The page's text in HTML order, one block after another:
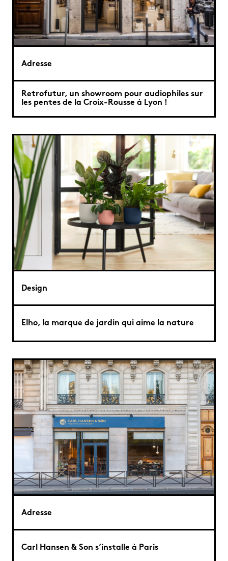
Adresse
Retrofutur, un showroom pour audiophiles sur
les pentes de la Croix-Rousse à Lyon !
Design
Elho, la marque de jardin qui aime la nature
Adresse
Carl Hansen & Son s’installe à Paris